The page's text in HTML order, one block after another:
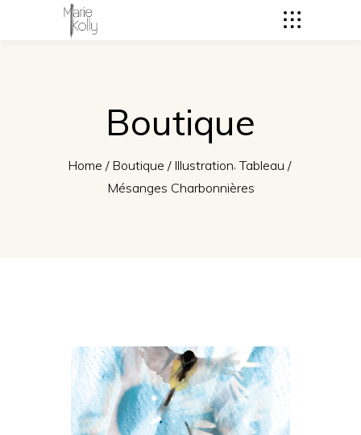
Boutique
Home / Boutique / Illustration,Tableau /
Mésanges Charbonnières